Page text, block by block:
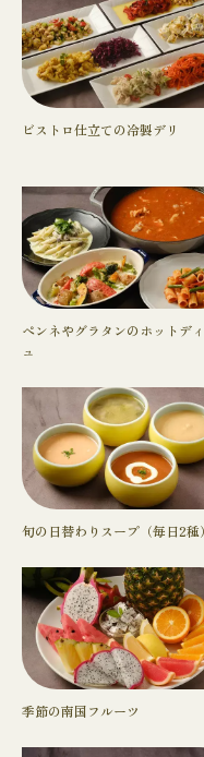
ビストロ仕立ての冷製デリ
ペンネやグラタンのホットデ
ュ
旬の日替わりスープ（毎日2種）
季節の南国フルーツ